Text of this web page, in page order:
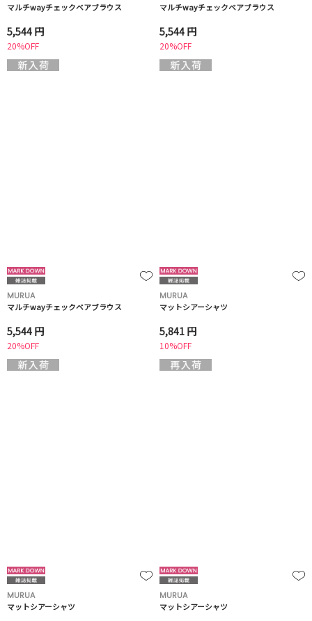
マルチwayチェックベアブラウス
5,544 円
20%OFF
マルチwayチェックベアブラウス
5,544 円
20%OFF
MURUA
マルチwayチェックベアブラウス
5,544 円
20%OFF
MURUA
マットシアーシャツ
5,841 円
10%OFF
MURUA
マットシアーシャツ
MURUA
マットシアーシャツ